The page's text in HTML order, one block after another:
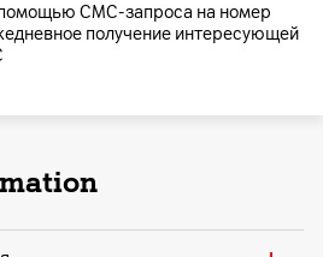
СМС-запроса на номер
получение интересующей